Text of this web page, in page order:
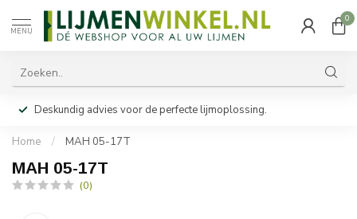
MENU
0
Deskundig advies voor de perfecte lijmoplossing.
Home / MAH 05-17T
MAH 05-17T
(0)